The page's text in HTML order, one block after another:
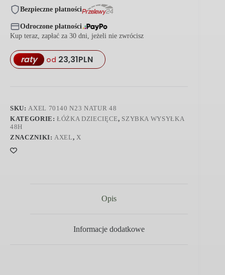
parterowe
SZYBKA
WYSYŁKA
Bezpieczne płatności
Odroczone płatności
Kup teraz, zapłać za 30 dni, jeżeli nie zwrócisz
raty od 23,31PLN
SKU: AXEL 70140 N23 NATUR 48
KATEGORIE:ŁÓŻKA DZIECIĘCE, SZYBKA WYSYŁKA
48H
ZNACZNIKI: AXEL, X
Opis
Informacje dodatkowe